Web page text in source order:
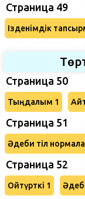
Страница 49
Ізденімдік
Страница 50
Тыңдалым 1
Страница 51
Әдеби тіл
Страница 52
Ойтүрткі 1